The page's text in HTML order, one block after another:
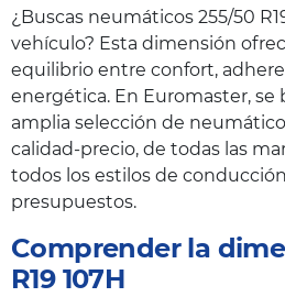
¿Buscas neumáticos 255/50
vehículo? Esta dimensión
equilibrio entre confort,
energética. En Euromaster, se
amplia selección de
calidad-precio, de todas las
todos los estilos de
presupuestos.
Comprender la
R19 107H